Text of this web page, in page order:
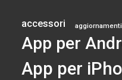
accessori aggiornamenti
App per
App per